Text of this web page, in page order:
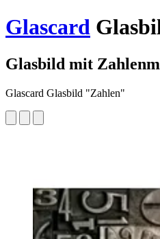
Glascard
Glasbild mit
Glascard Glasbild "Zahlen"